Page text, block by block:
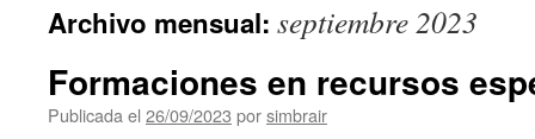
Archivo mensual: septiembre 2023
Formaciones en recursos
Publicada el 26/09/2023 porsimbrair